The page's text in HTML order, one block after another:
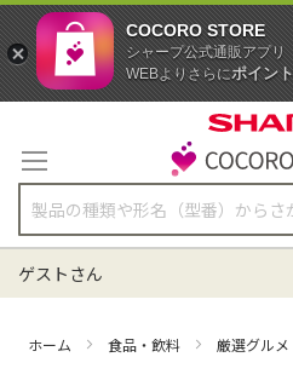
テ
ン
ツ
に
キ
ゲストさん
ホーム 食品・飲料 厳選グルメ
COCORO STORE
シャープ公式通販アプリ
WEBよりさらにポイン